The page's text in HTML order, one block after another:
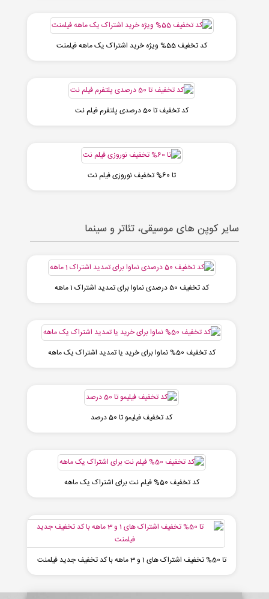
کد تخفیف 55% ویژه خرید اشتراک یک ماهه فیلمنت
کد تخفیف تا 50 درصدی پلتفرم فیلم نت
تا 60% تخفیف نوروزی فیلم نت
سایر کوپن های موسیقی، تئاتر و سینما
کد تخفیف 50 درصدی نماوا برای تمدید اشتراک 1 ماهه
کد تخفیف 50% نماوا برای خرید یا تمدید اشتراک یک ماهه
کد تخفیف فیلیمو تا 50 درصد
کد تخفیف 50% فیلم نت برای اشتراک یک ماهه
تا 50% تخفیف اشتراک های 1 و 3 ماهه با کد تخفیف جدید فیلمنت